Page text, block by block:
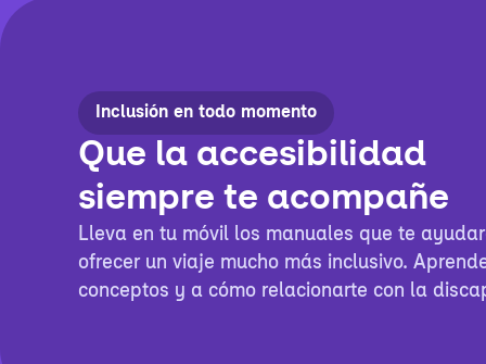
Inclusión en todo momento
Que la accesibilidad
siempre te acompañe
Lleva en tu móvil los manuales que te
ofrecer un viaje mucho más inclusivo.
conceptos y a cómo relacionarte con la